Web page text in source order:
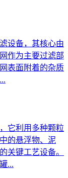
设备，其核心由
作为主要过滤部
表面附着的杂质
它利用多种颗粒
的悬浮物、泥
关键工艺设备。
...